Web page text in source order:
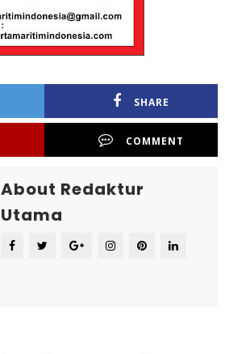
SHARE
COMMENT
About Redaktur
Utama